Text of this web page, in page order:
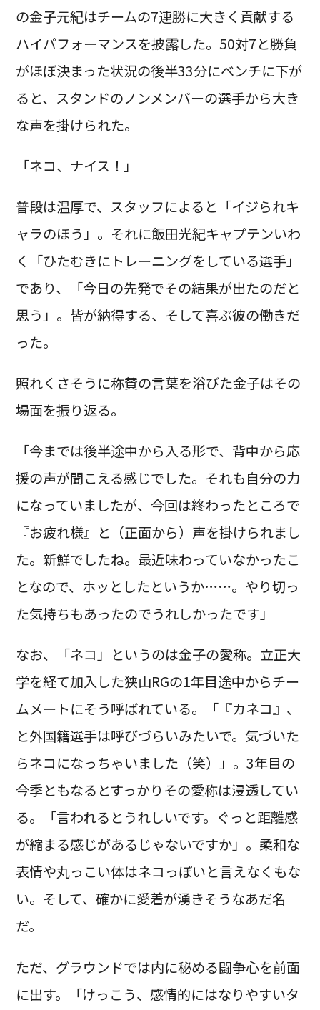
の金子元紀はチームの7連勝に大きく貢献する
ハイパフォーマンスを披露した。50対7と勝負
がほぼ決まった状況の後半33分にベンチに下が
ると、スタンドのノンメンバーの選手から大き
な声を掛けられた。
「ネコ、ナイス！」
普段は温厚で、スタッフによると「イジられキ
ャラのほう」。それに飯田光紀キャプテンいわ
く「ひたむきにトレーニングをしている選手」
であり、「今日の先発でその結果が出たのだと
思う」。皆が納得する、そして喜ぶ彼の働きだ
った。
照れくさそうに称賛の言葉を浴びた金子はその
場面を振り返る。
「今までは後半途中から入る形で、背中から応
援の声が聞こえる感じでした。それも自分の力
になっていましたが、今回は終わったところで
『お疲れ様』と（正面から）声を掛けられまし
た。新鮮でしたね。最近味わっていなかったこ
となので、ホッとしたというか……。やり切っ
た気持ちもあったのでうれしかったです」
なお、「ネコ」というのは金子の愛称。立正大
学を経て加入した狭山RGの1年目途中からチー
ムメートにそう呼ばれている。「『カネコ』、
と外国籍選手は呼びづらいみたいで。気づいた
らネコになっちゃいました（笑）」。3年目の
今季ともなるとすっかりその愛称は浸透してい
る。「言われるとうれしいです。ぐっと距離感
が縮まる感じがあるじゃないですか」。柔和な
表情や丸っこい体はネコっぽいと言えなくもな
い。そして、確かに愛着が湧きそうなあだ名
だ。
ただ、グラウンドでは内に秘める闘争心を前面
に出す。「けっこう、感情的にはなりやすいタ